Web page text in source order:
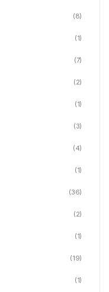
(8)
(1)
(7)
(2)
(1)
(3)
(4)
(1)
(36)
(2)
(1)
(19)
(1)